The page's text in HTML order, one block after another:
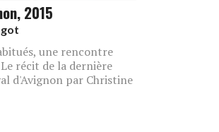
2015
une rencontre
récit de la dernière
d'Avignon par Christine